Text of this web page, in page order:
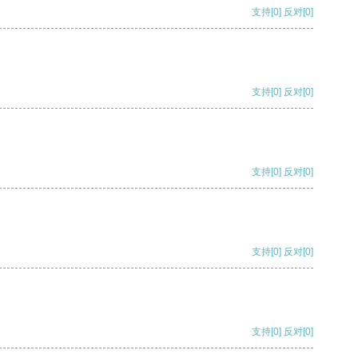
支持[0] 反对[0]
支持[0] 反对[0]
支持[0] 反对[0]
支持[0] 反对[0]
支持[0] 反对[0]